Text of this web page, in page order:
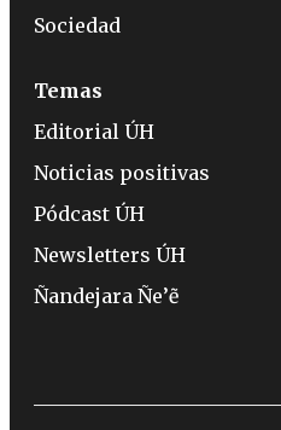
Sociedad
Temas
Editorial ÚH
Noticias positivas
Pódcast ÚH
Newsletters ÚH
Ñandejara Ñe’ẽ